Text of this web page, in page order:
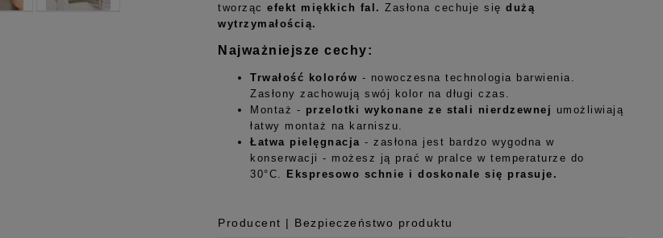
tworzącefekt miękkich fal.Zasłona cechuje się dużą
wytrzymałością.
Najważniejsze cechy:
Trwałość kolorów - nowoczesna technologia barwienia.
Zasłony zachowują swój kolor na długi czas.
Montaż - przelotki wykonane ze stali nierdzewnej umożliwiają
łatwy montaż na karniszu.
Łatwa pielęgnacja - zasłona jest bardzo wygodna w
konserwacji - możesz ją prać w pralce w temperaturze do
30°C. Ekspresowo schnie i doskonale się prasuje.
Producent | Bezpieczeństwo produktu